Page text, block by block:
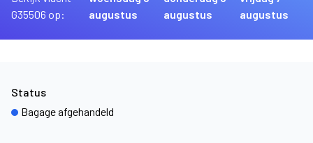
G35506 op:
augustus
augustus
augustus
Status
Bagage afgehandeld